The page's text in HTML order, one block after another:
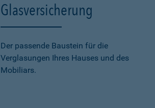
Glasversicherung
Der passende Baustein für die
Verglasungen Ihres Hauses und des
Mobiliars.